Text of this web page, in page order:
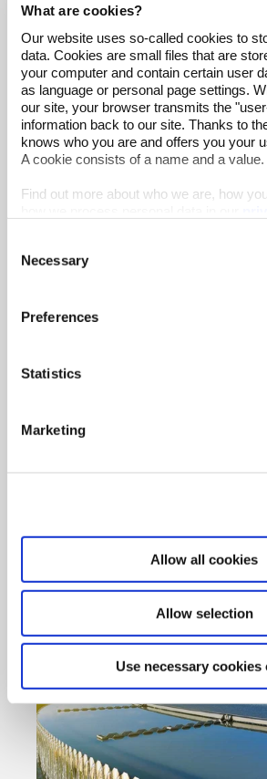
What are cookies?
Our website uses so-called cookies to
data. Cookies are small files that are
your computer and contain certain user
as language or personal page settings.
our site, your browser transmits the
information back to our site. Thanks to
knows who you are and offers you your
A cookie consists of a name and a value.
Find out more about who we are, how
Selection
Necessary
Preferences
Statistics
Marketing
Allow all cookies
Allow selection
Use necessary cookies
Ecobase-
Nachhaltige Lösung für
Transformatoröl-
für Druckfarben, Farben